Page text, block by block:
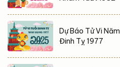
Dự Báo Tử Vi
Đinh Tỵ 1977